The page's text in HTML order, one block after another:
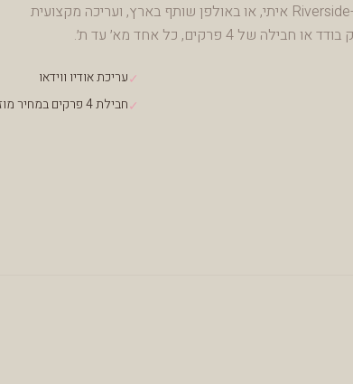
פתרון מלא להפקת פרק - הקלטה מודרכת ב-Riverside איתי, או באולפן שותף בארץ, ועריכה מקצועית
4 פרקים, כל אחד מא׳ עד ת׳.
✓עריכת אודיו ווידאו
✓חבילת 4 פרקים במחיר מוזל